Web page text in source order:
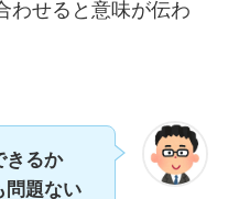
わせると意味が伝わ
きるか
問題ない